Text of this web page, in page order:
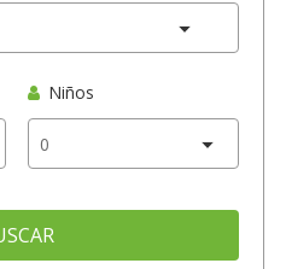
Niños